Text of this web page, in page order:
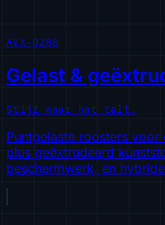
AVX-0280
Gelast &
Stijf waar het telt.
Puntgelaste roosters
plus geëxtrudeerd
beschermwerk, en